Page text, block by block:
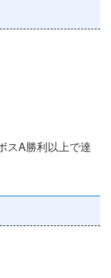
スA勝利以上で達